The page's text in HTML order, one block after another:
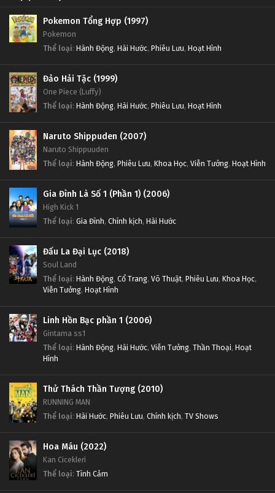
Pokemon Tổng Hợp (1997)
Pokemon
Thể loại: Hành Động, Hài Hước, Phiêu Lưu, Hoạt Hình
Đảo Hải Tặc (1999)
One Piece (Luffy)
Thể loại: Hành Động, Hài Hước, Phiêu Lưu, Hoạt Hình
Naruto Shippuden (2007)
Naruto Shippuuden
Thể loại: Hành Động, Phiêu Lưu, Khoa Học, Viễn Tưởng, Hoạt Hình
Gia Đình Là Số 1 (Phần 1) (2006)
High Kick 1
Thể loại: Gia Đình, Chính kịch, Hài Hước
Đấu La Đại Lục (2018)
Soul Land
Thể loại: Hành Động, Cổ Trang, Võ Thuật, Phiêu Lưu, Khoa Học,
Viễn Tưởng, Hoạt Hình
Linh Hồn Bạc phần 1 (2006)
Gintama ss1
Thể loại: Hành Động, Hài Hước, Viễn Tưởng, Thần Thoại, Hoạt
Hình
Thử Thách Thần Tượng (2010)
RUNNING MAN
Thể loại: Hài Hước, Phiêu Lưu, Chính kịch, TV Shows
Hoa Máu (2022)
Kan Cicekleri
Thể loại: Tình Cảm